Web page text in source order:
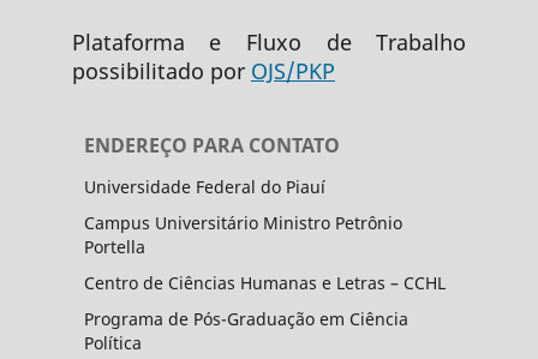
Plataforma e Fluxo de Trabalho
possibilitado por OJS/PKP
ENDEREÇO PARA CONTATO
Universidade Federal do Piauí
Campus Universitário Ministro Petrônio
Portella
Centro de Ciências Humanas e Letras – CCHL
Programa de Pós-Graduação em Ciência
Política